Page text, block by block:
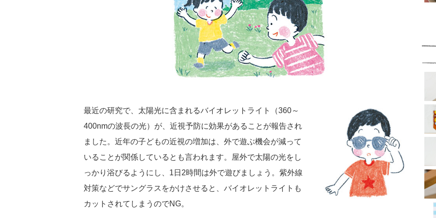
最近の研究で、太陽光に含まれるバイオレットライト（360～
400nmの波長の光）が、近視予防に効果があることが報告され
ました。近年の子どもの近視の増加は、外で遊ぶ機会が減って
いることが関係しているとも言われます。屋外で太陽の光をし
っかり浴びるようにし、1日2時間は外で遊びましょう。紫外線
対策などでサングラスをかけさせると、バイオレットライトも
カットされてしまうのでNG。